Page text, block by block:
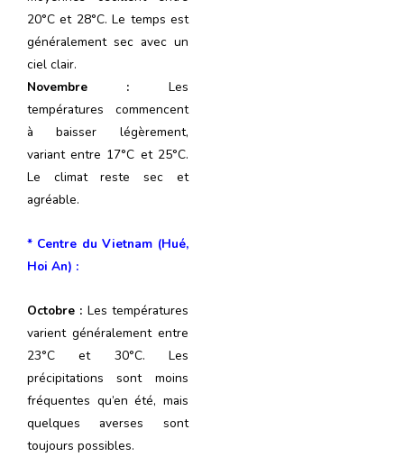
20°C et 28°C. Le temps est
généralement sec avec un
ciel clair.
Novembre : Les
températures commencent
à baisser légèrement,
variant entre 17°C et 25°C.
Le climat reste sec et
agréable.
* Centre du Vietnam (Hué,
Hoi An) :
Octobre : Les températures
varient généralement entre
23°C et 30°C. Les
précipitations sont moins
fréquentes qu’en été, mais
quelques averses sont
toujours possibles.